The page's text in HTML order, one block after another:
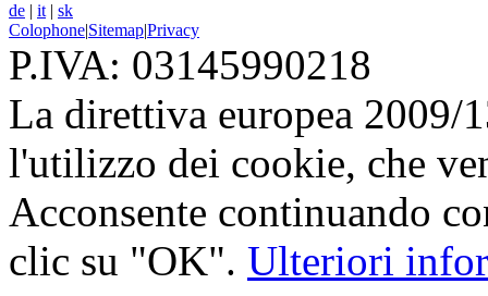
de | it | sk
Colophone|Sitemap|Privacy
P.IVA: 03145990218
La direttiva europea 2009/
l'utilizzo dei cookie, che
Acconsente continuando
clic su "OK". Ulteriori